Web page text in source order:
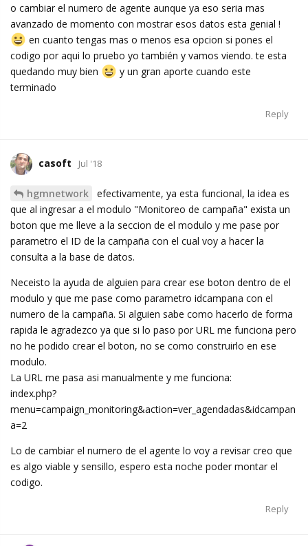
o cambiar el numero de agente aunque ya eso seria mas
avanzado de momento con mostrar esos datos esta genial !
en cuanto tengas mas o menos esa opcion si pones el
codigo por aqui lo pruebo yo también y vamos viendo. te esta
quedando muy bien
y un gran aporte cuando este
terminado
Reply
casoft Jul '18
hgmnetwork
efectivamente, ya esta funcional, la idea es
que al ingresar a el modulo "Monitoreo de campaña" exista un
boton que me lleve a la seccion de el modulo y me pase por
parametro el ID de la campaña con el cual voy a hacer la
consulta a la base de datos.
Neceisto la ayuda de alguien para crear ese boton dentro de el
modulo y que me pase como parametro idcampana con el
numero de la campaña. Si alguien sabe como hacerlo de forma
rapida le agradezco ya que si lo paso por URL me funciona pero
no he podido crear el boton, no se como construirlo en ese
modulo.
La URL me pasa asi manualmente y me funciona:
index.php?
menu=campaign_monitoring&action=ver_agendadas&idcampan
a=2
Lo de cambiar el numero de el agente lo voy a revisar creo que
es algo viable y sensillo, espero esta noche poder montar el
codigo.
Reply